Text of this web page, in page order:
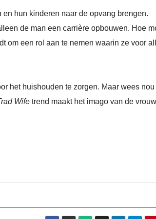
hun kinderen naar de opvang brengen.
de man een carrière opbouwen. Hoe
om een rol aan te nemen waarin ze voor
het huishouden te zorgen. Maar wees nou
Wife trend maakt het imago van de vrouw